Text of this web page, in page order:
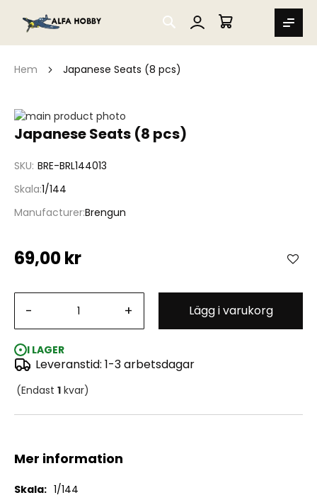
SEARCH
MIN VARUKORG
Hem Japanese Seats (8 pcs)
Japanese Seats (8 pcs)
SKU BRE-BRL144013
Skala 1/144
ManufacturerBrengun
69,00 kr
- + Lägg i varukorg
I LAGER
Leveranstid: 1-3 arbetsdagar
(Endast 1 kvar)
Hoppa
till
slutet
bildgalleriet
Hoppa
av
bildgalleriet
Mer information
Mer
1/144